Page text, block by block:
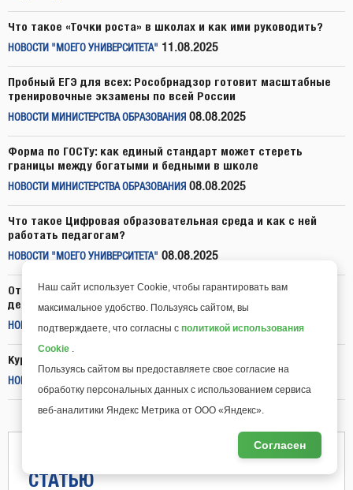
Что такое «Точки роста» в школах и как ими руководить?
НОВОСТИ "МОЕГО УНИВЕРСИТЕТА" 11.08.2025
Пробный ЕГЭ для всех: Рособрнадзор готовит масштабные
тренировочные экзамены по всей России
НОВОСТИ МИНИСТЕРСТВА ОБРАЗОВАНИЯ 08.08.2025
Форма по ГОСТу: как единый стандарт может стереть
границы между богатыми и бедными в школе
НОВОСТИ МИНИСТЕРСТВА ОБРАЗОВАНИЯ 08.08.2025
Что такое Цифровая образовательная среда и как с ней
работать педагогам?
НОВОСТИ "МОЕГО УНИВЕРСИТЕТА" 08.08.2025
Откройте новые горизонты исследовательской
деятельности в школе!
НОВОСТИ "МОЕГО УНИВЕРСИТЕТА" 07.08.2025
Курсы для педагогов всего за 699 рублей до конца лета
НОВОСТИ "МОЕГО УНИВЕРСИТЕТА"
ПРЕДЛОЖИТЬ НОВОСТЬ ИЛИ
СТАТЬЮ
Наш сайт использует Cookie, чтобы гарантировать вам
максимальное удобство. Пользуясь сайтом, вы
подтверждаете, что согласны с политикой использования
Cookie .
Пользуясь сайтом вы предоставляете свое согласие на
обработку персональных данных с использованием сервиса
веб-аналитики Яндекс Метрика от ООО «Яндекс».
Согласен